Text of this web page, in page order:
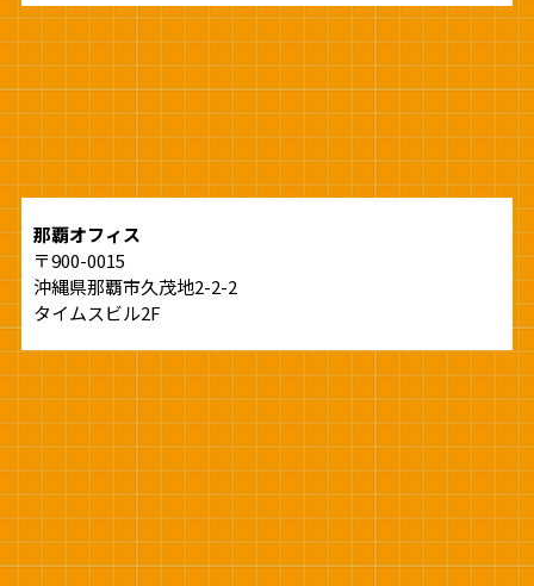
那覇オフィス
〒900-0015
沖縄県那覇市久茂地2-2-2
タイムスビル2F